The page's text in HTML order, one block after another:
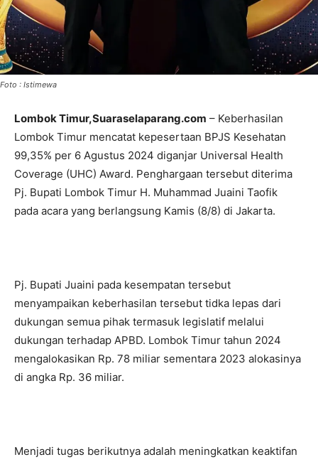
Foto : Istimewa
Lombok Timur,Suaraselaparang.com – Keberhasilan
Lombok Timur mencatat kepesertaan BPJS Kesehatan
99,35% per 6 Agustus 2024 diganjar Universal Health
Coverage (UHC) Award. Penghargaan tersebut diterima
Pj. Bupati Lombok Timur H. Muhammad Juaini Taofik
pada acara yang berlangsung Kamis (8/8) di Jakarta.
Pj. Bupati Juaini pada kesempatan tersebut
menyampaikan keberhasilan tersebut tidka lepas dari
dukungan semua pihak termasuk legislatif melalui
dukungan terhadap APBD. Lombok Timur tahun 2024
mengalokasikan Rp. 78 miliar sementara 2023 alokasinya
di angka Rp. 36 miliar.
Menjadi tugas berikutnya adalah meningkatkan keaktifan